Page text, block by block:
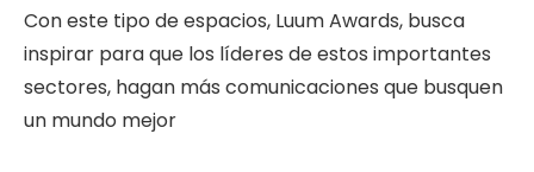
Con este tipo de espacios, Luum Awards, busca
inspirar para que los líderes de estos importantes
sectores, hagan más comunicaciones que busquen
un mundo mejor